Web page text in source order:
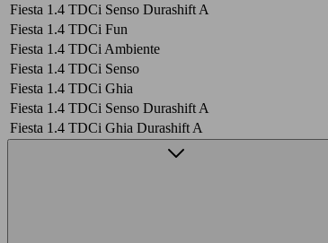
Fiesta 1.4 TDCi Senso Durashift A
Fiesta 1.4 TDCi Fun
Fiesta 1.4 TDCi Ambiente
Fiesta 1.4 TDCi Senso
Fiesta 1.4 TDCi Ghia
Fiesta 1.4 TDCi Senso Durashift A
Fiesta 1.4 TDCi Ghia Durashift A